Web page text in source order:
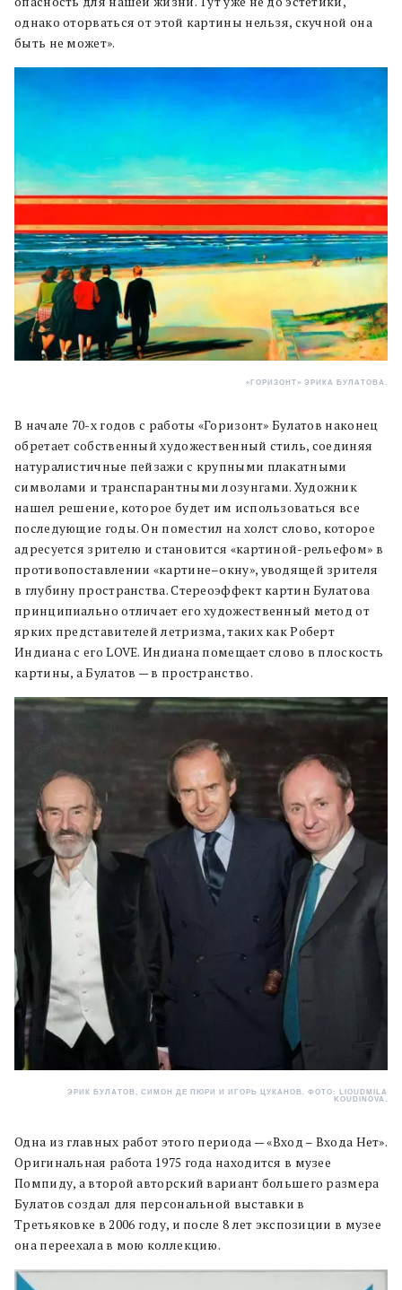
однако оторваться от этой картины нельзя, скучной она
быть не может».
«ГОРИЗОНТ» ЭРИКА БУЛАТОВА.
В начале 70-х годов с работы «Горизонт» Булатов наконец
обретает собственный художественный стиль, соединяя
натуралистичные пейзажи с крупными плакатными
символами и транспарантными лозунгами. Художник
нашел решение, которое будет им использоваться все
последующие годы. Он поместил на холст слово, которое
адресуется зрителю и становится «картиной-рельефом» в
противопоставлении «картине–окну», уводящей зрителя
в глубину пространства. Стереоэффект картин Булатова
принципиально отличает его художественный метод от
ярких представителей летризма, таких как Роберт
Индиана с его LOVE. Индиана помещает слово в плоскость
картины, а Булатов — в пространство.
ЭРИК БУЛАТОВ, СИМОН ДЕ ПЮРИ И ИГОРЬ ЦУКАНОВ. ФОТО: LIOUDMILA
KOUDINOVA.
Одна из главных работ этого периода — «Вход – Входа Нет».
Оригинальная работа 1975 года находится в музее
Помпиду, а второй авторский вариант большего размера
Булатов создал для персональной выставки в
Третьяковке в 2006 году, и после 8 лет экспозиции в музее
она переехала в мою коллекцию.